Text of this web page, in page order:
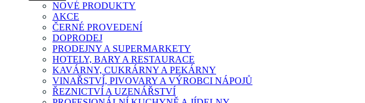
NOVÉ PRODUKTY
AKCE
ČERNÉ PROVEDENÍ
DOPRODEJ
PRODEJNY A SUPERMARKETY
HOTELY, BARY A RESTAURACE
KAVÁRNY, CUKRÁRNY A PEKÁRNY
VINAŘSTVÍ, PIVOVARY A VÝROBCI NÁPOJŮ
ŘEZNICTVÍ A UZENÁŘSTVÍ